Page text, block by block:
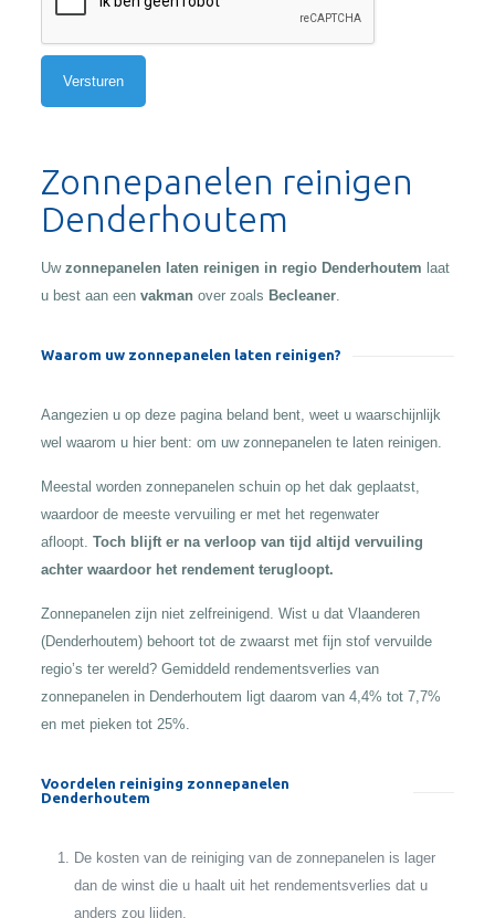
Zonnepanelen reinigen
Denderhoutem
Uw zonnepanelen laten reinigen in regio Denderhoutem laat
u best aan een vakman over zoals Becleaner.
Waarom uw zonnepanelen laten reinigen?
Aangezien u op deze pagina beland bent, weet u waarschijnlijk
wel waarom u hier bent: om uw zonnepanelen te laten reinigen.
Meestal worden zonnepanelen schuin op het dak geplaatst,
waardoor de meeste vervuiling er met het regenwater
afloopt. Toch blijft er na verloop van tijd altijd vervuiling
achter waardoor het rendement terugloopt.
Zonnepanelen zijn niet zelfreinigend. Wist u dat Vlaanderen
(Denderhoutem) behoort tot de zwaarst met fijn stof vervuilde
regio’s ter wereld? Gemiddeld rendementsverlies van
zonnepanelen in Denderhoutem ligt daarom van 4,4% tot 7,7%
en met pieken tot 25%.
Voordelen reiniging zonnepanelen
Denderhoutem
De kosten van de reiniging van de zonnepanelen is lager
dan de winst die u haalt uit het rendementsverlies dat u
anders zou lijden.